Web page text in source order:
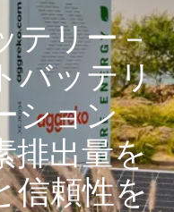
テリー－
バッテリ
ション
排出量を
信頼性を